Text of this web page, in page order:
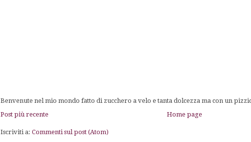
Benvenute nel mio mondo fatto di zucchero a velo e tanta dolcezza ma con un
Post più recente
Home page
Iscriviti a:Commenti sul post (Atom)